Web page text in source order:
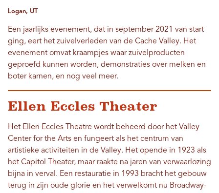
Logan, UT
Een jaarlijks evenement, dat in september 2021 van start
ging, eert het zuivelverleden van de Cache Valley. Het
evenement omvat kraampjes waar zuivelproducten
geproefd kunnen worden, demonstraties over melken en
boter karnen, en nog veel meer.
Ellen Eccles Theater
Het Ellen Eccles Theatre wordt beheerd door het Valley
Center for the Arts en fungeert als het centrum van
artistieke activiteiten in de Valley. Het opende in 1923 als
het Capitol Theater, maar raakte na jaren van verwaarlozing
bijna in verval. Een restauratie in 1993 bracht het gebouw
terug in zijn oude glorie en het verwelkomt nu Broadway-